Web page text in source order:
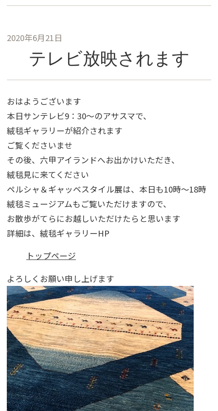
2020年6月21日
テレビ放映されます
おはようございます
本日サンテレビ9：30～のアサスマで、
絨毯ギャラリーが紹介されます
ご覧くださいませ
その後、六甲アイランドへお出かけいただき、
絨毯見に来てください
ペルシャ＆ギャッベスタイル展は、本日も10時～18時
絨毯ミュージアムもご覧いただけますので、
お散歩がてらにお越しいただけたらと思います
詳細は、絨毯ギャラリーHP
トップページ
よろしくお願い申し上げます